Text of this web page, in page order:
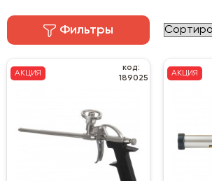
Фильтры
АКЦИЯ
код:
189025
АКЦИЯ